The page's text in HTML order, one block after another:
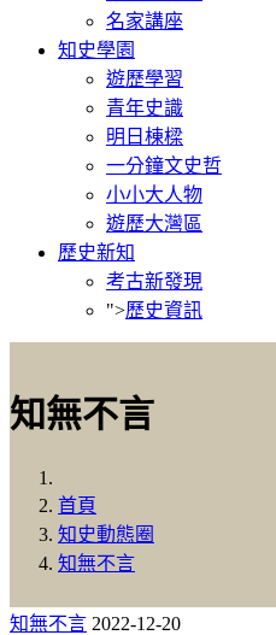
名家講座
知史學園
遊歷學習
青年史識
明日棟樑
一分鐘文史哲
小小大人物
遊歷大灣區
歷史新知
考古新發現
">歷史資訊
知無不言
首頁
知史動態圈
知無不言
知無不言 2022-12-20